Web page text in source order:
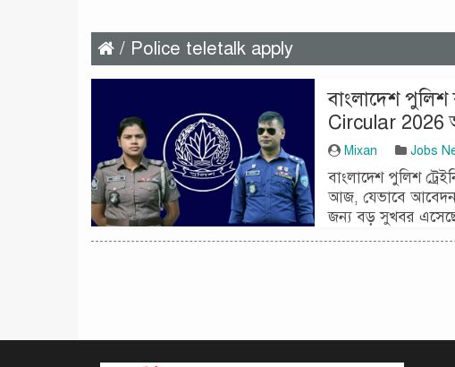
/ Police teletalk apply
বাংলাদেশ
Circular 2026
Mixan Jobs
বাংলাদেশ পুলিশ
আজ, যেভাবে আবেদন
জন্য বড় সুখবর